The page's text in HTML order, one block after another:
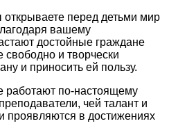
перед детьми мир
вашему
достойные граждане
и творчески
и приносить ей пользу.
работают по-настоящему
чей талант и
проявляются в достижениях